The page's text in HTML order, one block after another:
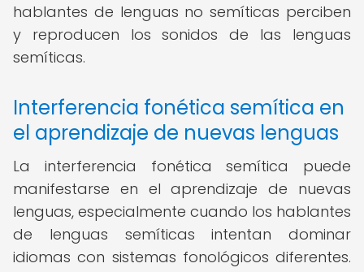
hablantes de lenguas no semíticas perciben
y reproducen los sonidos de las lenguas
semíticas.
Interferencia fonética semítica en
el aprendizaje de nuevas lenguas
La interferencia fonética semítica puede
manifestarse en el aprendizaje de nuevas
lenguas, especialmente cuando los hablantes
de lenguas semíticas intentan dominar
idiomas con sistemas fonológicos diferentes.